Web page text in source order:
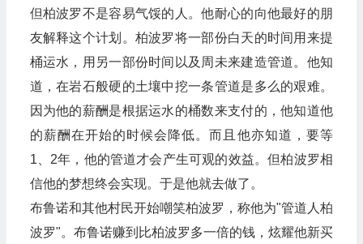
但柏波罗不是容易气馁的人。他耐心的向他最好的朋
友解释这个计划。柏波罗将一部份白天的时间用来提
桶运水，用另一部份时间以及周未来建造管道。他知
道，在岩石般硬的土壤中挖一条管道是多么的艰难。
因为他的薪酬是根据运水的桶数来支付的，他知道他
的薪酬在开始的时候会降低。而且他亦知道，要等
1、2年，他的管道才会产生可观的效益。但柏波罗相
信他的梦想终会实现。于是他就去做了。
布鲁诺和其他村民开始嘲笑柏波罗，称他为"管道人柏
波罗"。布鲁诺赚到比柏波罗多一倍的钱，炫耀他新买